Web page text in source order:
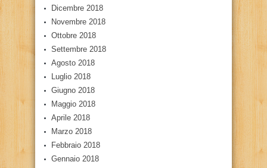
Dicembre 2018
Novembre 2018
Ottobre 2018
Settembre 2018
Agosto 2018
Luglio 2018
Giugno 2018
Maggio 2018
Aprile 2018
Marzo 2018
Febbraio 2018
Gennaio 2018